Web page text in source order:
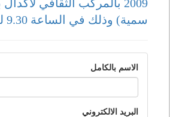
2009 بالمركب الثقافي
سمية) وذلك في الساعة 9.30 ليلا.
الاسم بالكامل
البريد الالكتروني